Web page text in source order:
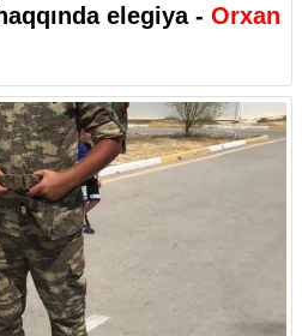
elegiya - Orxan